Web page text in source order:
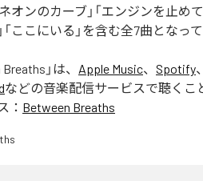
オンのカーブ」「エンジンを止め
ここにいる」を含む全7曲となって
Breaths 」は、 Apple Music、 Spotify、
などの音楽配信サービスで聴くこ
： Between Breaths